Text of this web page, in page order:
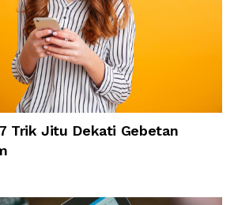
Trik Jitu Dekati Gebetan